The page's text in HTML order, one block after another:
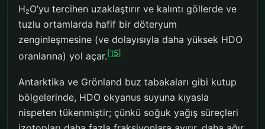
H₂O’yu tercihen uzaklaştırır ve kalıntı göllerde ve
tuzlu ortamlarda hafif bir döteryum
zenginleşmesine (ve dolayısıyla daha yüksek HDO
oranlarına) yol açar.[15]
Antarktika ve Grönland buz tabakaları gibi kutup
bölgelerinde, HDO okyanus suyuna kıyasla
nispeten tükenmiştir; çünkü soğuk yağış süreçleri